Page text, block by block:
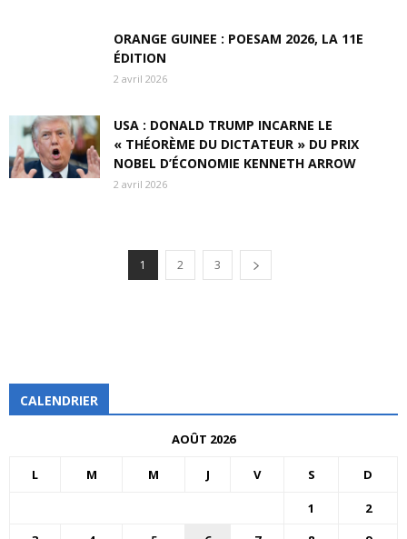
ORANGE GUINEE : POESAM 2026, LA 11E
ÉDITION
2 avril 2026
USA : DONALD TRUMP INCARNE LE
« THÉORÈME DU DICTATEUR » DU PRIX
NOBEL D’ÉCONOMIE KENNETH ARROW
2 avril 2026
1 2 3
CALENDRIER
AOÛT 2026
L M M J V S D
1
2